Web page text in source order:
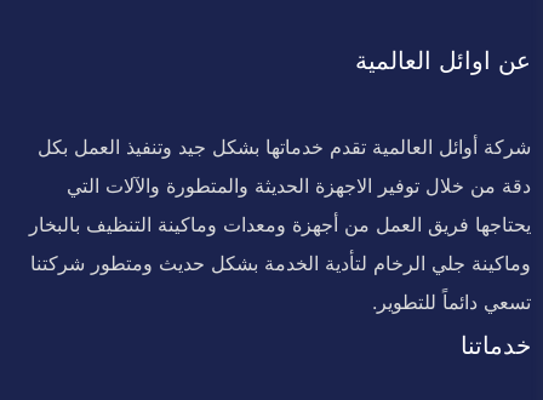
عن اوائل العالمية
شركة أوائل العالمية تقدم خدماتها بشكل جيد وتنفيذ العمل بكل
دقة من خلال توفير الاجهزة الحديثة والمتطورة والآلات التي
يحتاجها فريق العمل من أجهزة ومعدات وماكينة التنظيف بالبخار
وماكينة جلي الرخام لتأدية الخدمة بشكل حديث ومتطور شركتنا
تسعي دائماً للتطوير.
خدماتنا